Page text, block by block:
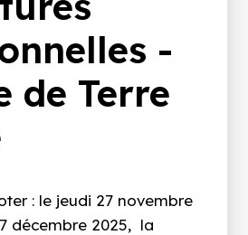
-
de Terre
: le jeudi 27 novembre
décembre 2025, la